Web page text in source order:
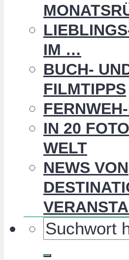
IM …
BUCH-
FILMTIPPS
IN 20
WELT
NEWS VON